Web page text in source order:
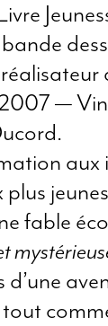
­—
plus
fable
d’une